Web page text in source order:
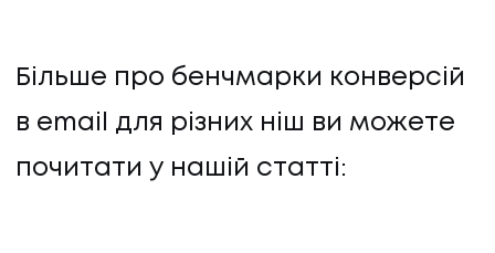
Більше про бенчмарки конверсій
в email для різних ніш ви можете
почитати у нашій статті: